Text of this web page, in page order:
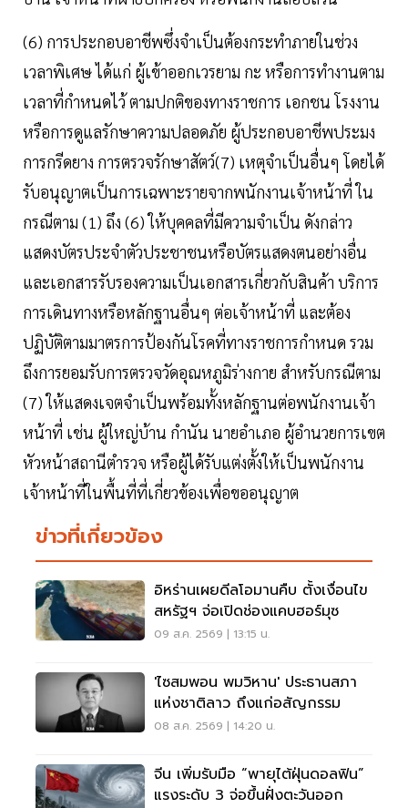
(6) การประกอบอาชีพซึ่งจำเป็นต้องกระทำภายในช่วง
เวลาพิเศษ ได้แก่ ผู้เข้าออกเวรยาม กะ หรือการทำงานตาม
เวลาที่กำหนดไว้ ตามปกติของทางราชการ เอกชน โรงงาน
หรือการดูแลรักษาความปลอดภัย ผู้ประกอบอาชีพประมง
การกรีดยาง การตรวจรักษาสัตว์(7) เหตุจำเป็นอื่นๆ โดยได้
รับอนุญาตเป็นการเฉพาะรายจากพนักงานเจ้าหน้าที่ ใน
กรณีตาม (1) ถึง (6) ให้บุคคลที่มีความจำเป็น ดังกล่าว
แสดงบัตรประจำตัวประชาชนหรือบัตรแสดงตนอย่างอื่น
และเอกสารรับรองความเป็นเอกสารเกี่ยวกับสินค้า บริการ
การเดินทางหรือหลักฐานอื่นๆ ต่อเจ้าหน้าที่ และต้อง
ปฏิบัติตามมาตรการป้องกันโรคที่ทางราชการกำหนด รวม
ถึงการยอมรับการตรวจวัดอุณหภูมิร่างกาย สำหรับกรณีตาม
(7) ให้แสดงเจตจำเป็นพร้อมทั้งหลักฐานต่อพนักงานเจ้า
หน้าที่ เช่น ผู้ใหญ่บ้าน กำนัน นายอำเภอ ผู้อำนวยการเขต
หัวหน้าสถานีตำรวจ หรือผู้ได้รับแต่งตั้งให้เป็นพนักงาน
เจ้าหน้าที่ในพื้นที่ที่เกี่ยวข้องเพื่อขออนุญาต
ข่าวที่เกี่ยวข้อง
อิหร่านเผยดีลโอมานคืบ ตั้งเงื่อนไข
สหรัฐฯ จ่อเปิดช่องแคบฮอร์มุซ
09 ส.ค. 2569 | 13:15 น.
'ไซสมพอน พมวิหาน' ประธานสภา
แห่งชาติลาว ถึงแก่อสัญกรรม
08 ส.ค. 2569 | 14:20 น.
จีน เพิ่มรับมือ “พายุไต้ฝุ่นดอลฟิน”
แรงระดับ 3 จ่อขึ้นฝั่งตะวันออก